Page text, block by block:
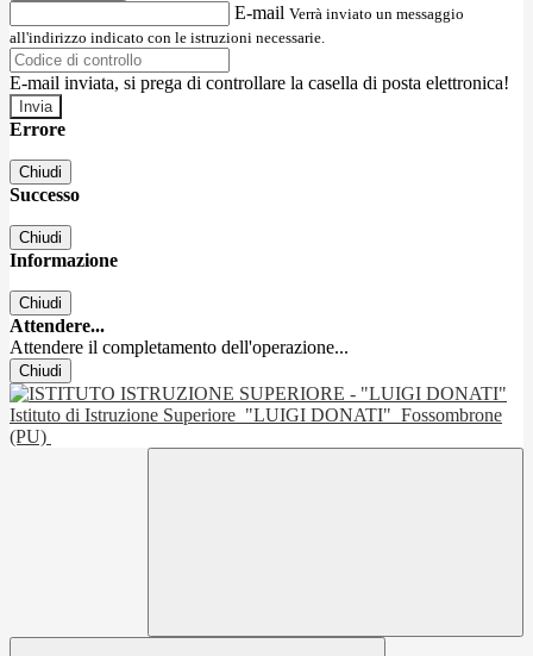
E-mail Verrà inviato un messaggio
all'indirizzo indicato con le istruzioni necessarie.
E-mail inviata, si prega di controllare la casella di posta elettronica!
Errore
Chiudi
Successo
Chiudi
Informazione
Chiudi
Attendere...
Attendere il completamento dell'operazione...
Chiudi
Istituto di Istruzione Superiore "LUIGI DONATI" Fossombrone
(PU)